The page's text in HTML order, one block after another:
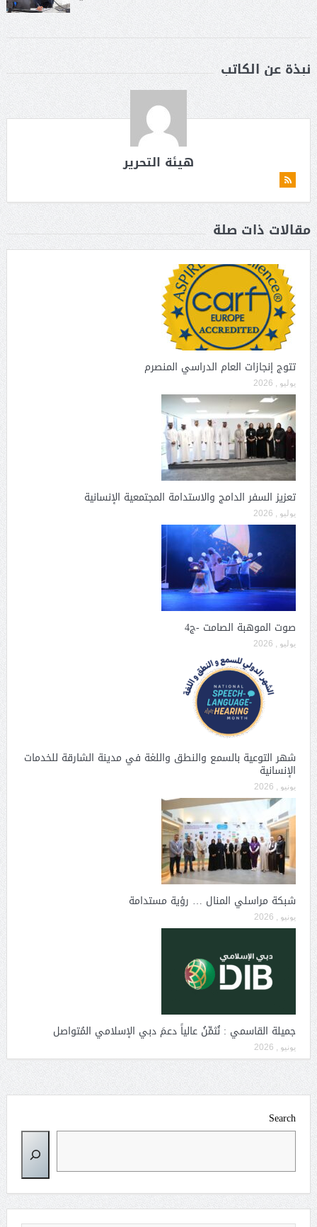
نبذة عن الكاتب
هيئة التحرير
مقالات ذات صلة
تتوج إنجازات العام الدراسي المنصرم
يوليو , 2026
تعزيز السفر الدامج والاستدامة المجتمعية الإنسانية
يوليو , 2026
صوت الموهبة الصامت -ج4
يوليو , 2026
شهر التوعية بالسمع والنطق واللغة في مدينة الشارقة للخدمات
الإنسانية
يونيو , 2026
شبكة مراسلي المنال … رؤية مستدامة
يونيو , 2026
جميلة القاسمي : نُثمِّنُ عالياً دعمَ دبي الإسلامي المُتواصل
يونيو , 2026
Search